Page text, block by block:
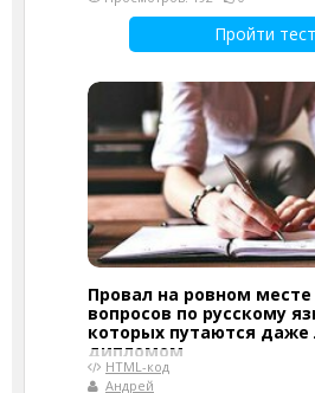
Пройти тест
Провал на ровном
вопросов по русскому
которых путаются
дипломом
HTML-код
Андрей